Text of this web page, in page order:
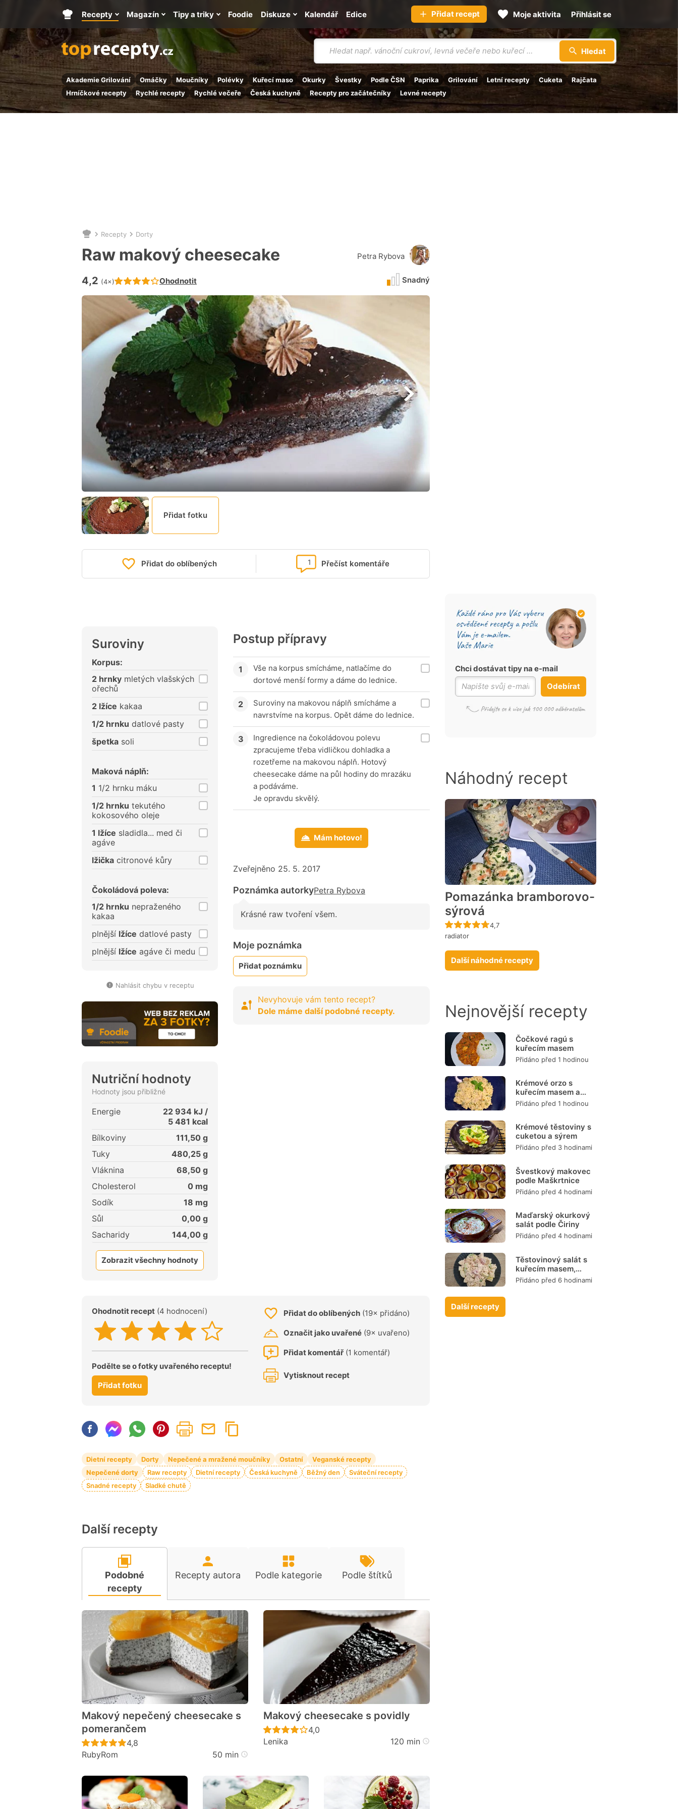
Vyhledávání
Hledat
Akademie Grilování Omáčky Moučníky Polévky Kuřecí maso Okurky Švestky Podle ČSN Paprika Grilování Letní recepty Cuketa
Rajčata
Hrníčkové recepty
Rychlé recepty Rychlé večeře Česká kuchyně Recepty pro začátečníky Levné recepty
Hlavní
stránka
Recepty Magazín Tipy a triky Kalendář
Foodie Diskuze Edice Přidat recept Moje aktivita Přihlásit se
Nacházíte
se
zde:
Recepty Dorty
Raw makový cheesecake
Hodnocení receptu je
4,2 (4×) Ohodnotit
Petra Rybova
Snadný
Přidat fotku
Přidat do oblíbených Přečíst komentáře
1
Suroviny
Korpus:
2 hrnky mletých vlašských
ořechů
2 lžíce kakaa
1/2 hrnku datlové pasty
špetka soli
Maková náplň:
1 1/2 hrnku máku
1/2 hrnku tekutého
kokosového oleje
1 lžíce sladidla... med či
agáve
lžička citronové kůry
Čokoládová poleva:
1/2 hrnku nepraženého
kakaa
plnější lžíce datlové pasty
plnější lžíce agáve či medu
Nahlásit chybu v receptu
Nutriční hodnoty
Hodnoty jsou přibližné
Energie 22 934 kJ /
5 481 kcal
Bílkoviny
111,50 g
Tuky
480,25 g
Vláknina
68,50 g
Cholesterol
0 mg
Sodík
18 mg
Sůl
0,00 g
Sacharidy
144,00 g
Zobrazit všechny hodnoty
Postup přípravy
Vše na korpus smícháme, natlačíme do
dortové menší formy a dáme do lednice.
Suroviny na makovou náplň smícháme a
navrstvíme na korpus. Opět dáme do lednice.
Ingredience na čokoládovou polevu
zpracujeme třeba vidličkou dohladka a
rozetřeme na makovou náplň. Hotový
cheesecake dáme na půl hodiny do mrazáku
a podáváme.
Je opravdu skvělý.
Mám hotovo!
Zveřejněno 25. 5. 2017
Poznámka autorkyPetra Rybova
Krásné raw tvoření všem.
Moje poznámka
Přidat poznámku
Nevyhovuje vám tento recept?
Dole máme další podobné recepty.
Ohodnotit recept (4 hodnocení)
Podělte se o fotky uvařeného receptu!
Přidat fotku
Přidat do oblíbených (19× přidáno)
Označit jako uvařené (9× uvařeno)
Přidat komentář (1 komentář)
Vytisknout recept
Dietní recepty Dorty Nepečené a mražené moučníky Ostatní
Veganské recepty
Nepečené dorty
Raw recepty Dietní recepty Česká kuchyně Běžný den
Sváteční recepty
Snadné recepty
Sladké chutě
Další recepty
Podobné
recepty
Recepty autora Podle kategorie Podle štítků
Makový nepečený cheesecake s
pomerančem
Recept ještě nebyl hodnocen
4,8
RubyRom
50 min
Makový cheesecake s povidly
Recept ještě nebyl hodnocen
4,0
Lenika
120 min
Chci dostávat tipy na e-mail
Odebírat
Náhodný recept
Pomazánka bramborovo-
sýrová
Recept ještě nebyl hodnocen
4,7
radiator
Další náhodné recepty
Nejnovější recepty
Čočkové ragú s
kuřecím masem
Přidáno před 1 hodinou
Krémové orzo s
kuřecím masem a
zeleninou
Přidáno před 1 hodinou
Krémové těstoviny s
cuketou a sýrem
Přidáno před 3 hodinami
Švestkový makovec
podle Maškrtnice
Přidáno před 4 hodinami
Maďarský okurkový
salát podle Čiriny
Přidáno před 4 hodinami
Těstovinový salát s
kuřecím masem,
zeleninou a
dresinkem
Přidáno před 6 hodinami
Další recepty